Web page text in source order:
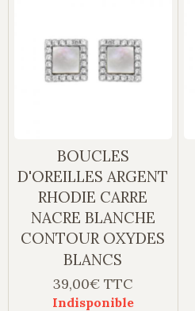
BOUCLES
D'OREILLES ARGENT
RHODIE CARRE
NACRE BLANCHE
CONTOUR OXYDES
BLANCS
39,00€ TTC
Indisponible